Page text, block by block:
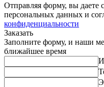
Отправляя форму, вы даете
персональных данных и
конфиденциальности
Заказать
Заполните форму, и наши
ближайшее время